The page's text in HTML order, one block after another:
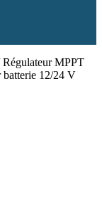
Régulateur MPPT
batterie 12/24 V